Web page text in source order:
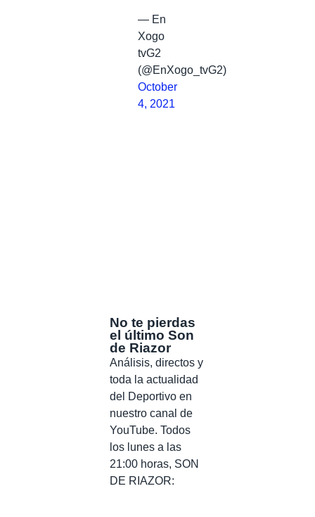
— En
Xogo
tvG2
(@EnXogo_tvG2)
October
4, 2021
No te pierdas
el último Son
de Riazor
Análisis, directos y
toda la actualidad
del Deportivo en
nuestro canal de
YouTube. Todos
los lunes a las
21:00 horas, SON
DE RIAZOR: